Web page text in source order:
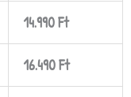
14.990 Ft
16.490 Ft